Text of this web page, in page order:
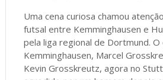
Uma cena curiosa chamou
futsal entre Kemminghausen e
pela liga regional de Dortmund. O
Kemminghausen, Marcel
Kevin Grosskreutz, agora no